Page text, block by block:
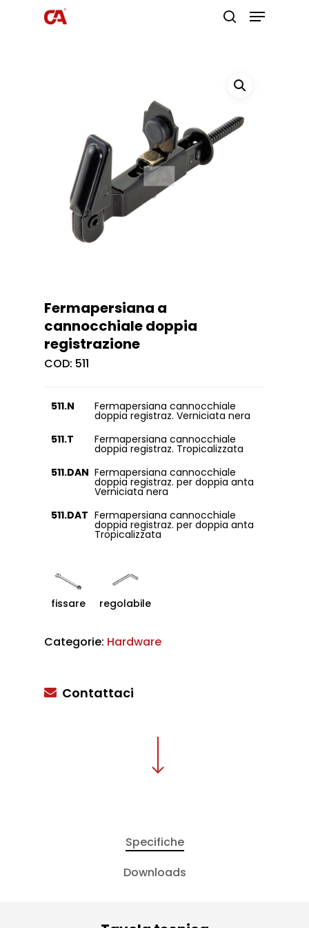
Fermapersiana a
cannocchiale doppia
registrazione
COD: 511
511.N Fermapersiana cannocchiale
doppia registraz. Verniciata nera
511.T
Fermapersiana cannocchiale
doppia registraz. Tropicalizzata
511.DAN Fermapersiana cannocchiale
doppia registraz. per doppia anta
Verniciata nera
511.DAT Fermapersiana cannocchiale
doppia registraz. per doppia anta
Tropicalizzata
fissare regolabile
Categorie: Hardware
Contattaci
Specifiche
Downloads